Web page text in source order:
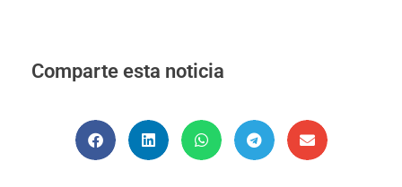
Comparte esta noticia